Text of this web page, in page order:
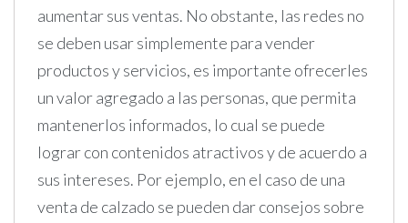
aumentar sus ventas. No obstante, las redes no
se deben usar simplemente para vender
productos y servicios, es importante ofrecerles
un valor agregado a las personas, que permita
mantenerlos informados, lo cual se puede
lograr con contenidos atractivos y de acuerdo a
sus intereses. Por ejemplo, en el caso de una
venta de calzado se pueden dar consejos sobre